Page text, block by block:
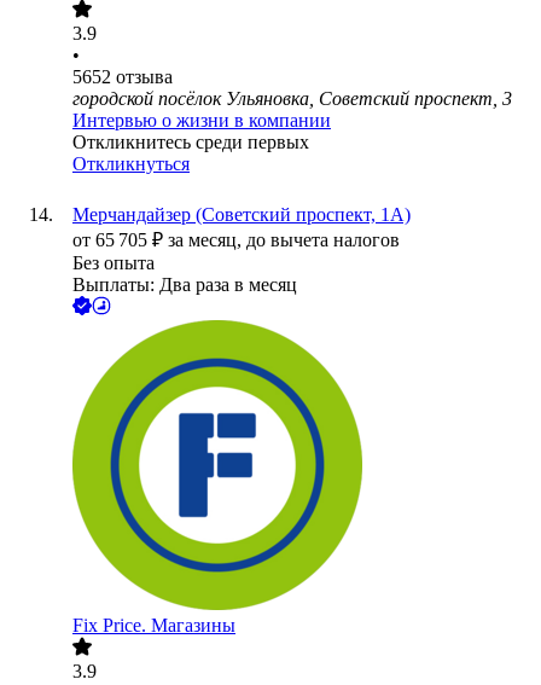
3.9
•
5652 отзыва
городской посёлок Ульяновка, Советский проспект, 3
Интервью о жизни в компании
Откликнитесь среди первых
Откликнуться
Мерчандайзер (Советский проспект, 1А)
от 65 705 ₽ за месяц, до вычета налогов
Без опыта
Выплаты: Два раза в месяц
Fix Price. Магазины
3.9